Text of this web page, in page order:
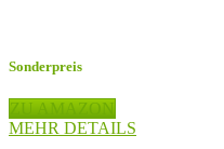
Sonderpreis
ZU AMAZON
MEHR DETAILS